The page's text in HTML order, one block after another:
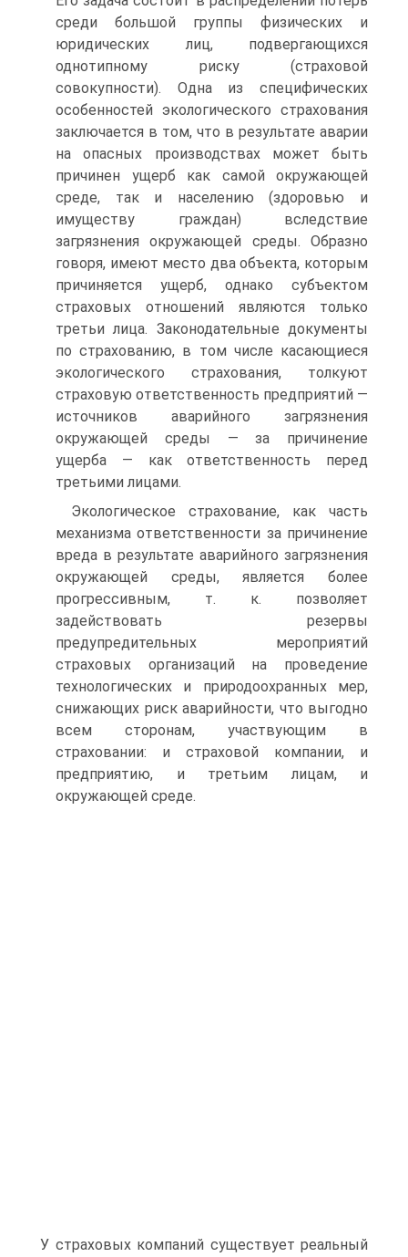
среди большой группы физических и
юридических лиц, подвергающихся
однотипному риску (страховой
совокупности). Одна из специфических
особенностей экологического страхования
заключается в том, что в результате аварии
на опасных производствах может быть
причинен ущерб как самой окружающей
среде, так и населению (здоровью и
имуществу граждан) вследствие
загрязнения окружающей среды. Образно
говоря, имеют место два объекта, которым
причиняется ущерб, однако субъектом
страховых отношений являются только
третьи лица. Законодательные документы
по страхованию, в том числе касающиеся
экологического страхования, толкуют
страховую ответственность предприятий —
источников аварийного загрязнения
окружающей среды — за причинение
ущерба — как ответственность перед
третьими лицами.
Экологическое страхование, как часть
механизма ответственности за причинение
вреда в результате аварийного загрязнения
окружающей среды, является более
прогрессивным, т. к. позволяет
задействовать резервы
предупредительных мероприятий
страховых организаций на проведение
технологических и природоохранных мер,
снижающих риск аварийности, что выгодно
всем сторонам, участвующим в
страховании: и страховой компании, и
предприятию, и третьим лицам, и
окружающей среде.
У страховых компаний существует реальный